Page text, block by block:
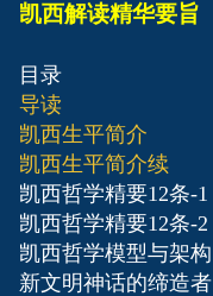
凯西解读精华要旨
目录
导读
凯西生平简介
凯西生平简介续
凯西哲学精要12条-1
凯西哲学精要12条-2
凯西哲学模型与架构
新文明神话的缔造者